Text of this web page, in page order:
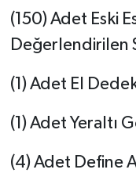
(150) Adet Eski
Değerlendirilen
(1) Adet El
(1) Adet Yeraltı
(4) Adet Define